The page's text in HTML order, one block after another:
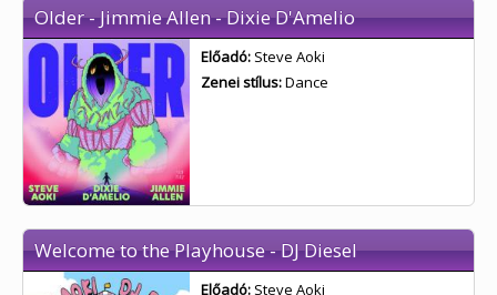
Older - Jimmie Allen - Dixie D'Amelio
Előadó: Steve Aoki
Zenei stílus:Dance
Welcome to the Playhouse - DJ Diesel
Előadó: Steve Aoki